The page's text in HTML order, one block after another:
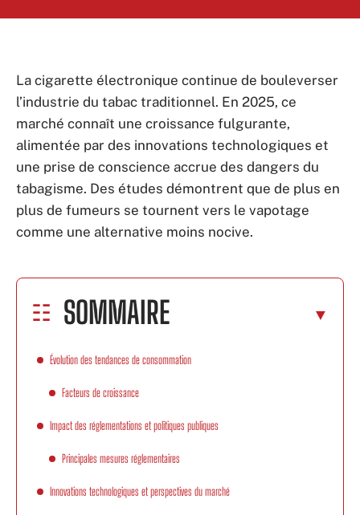
La cigarette électronique continue de bouleverser
l’industrie du tabac traditionnel. En 2025, ce
marché connaît une croissance fulgurante,
alimentée par des innovations technologiques et
une prise de conscience accrue des dangers du
tabagisme. Des études démontrent que de plus en
plus de fumeurs se tournent vers le vapotage
comme une alternative moins nocive.
SOMMAIRE
Évolution des tendances de consommation
Facteurs de croissance
Impact des réglementations et politiques publiques
Principales mesures réglementaires
Innovations technologiques et perspectives du marché